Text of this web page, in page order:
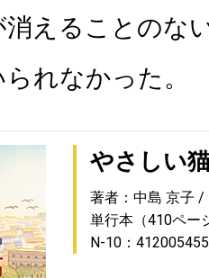
えることのな
れなかった。
やさしい
著者：中島 京子
単行本（410ペー
N-10：